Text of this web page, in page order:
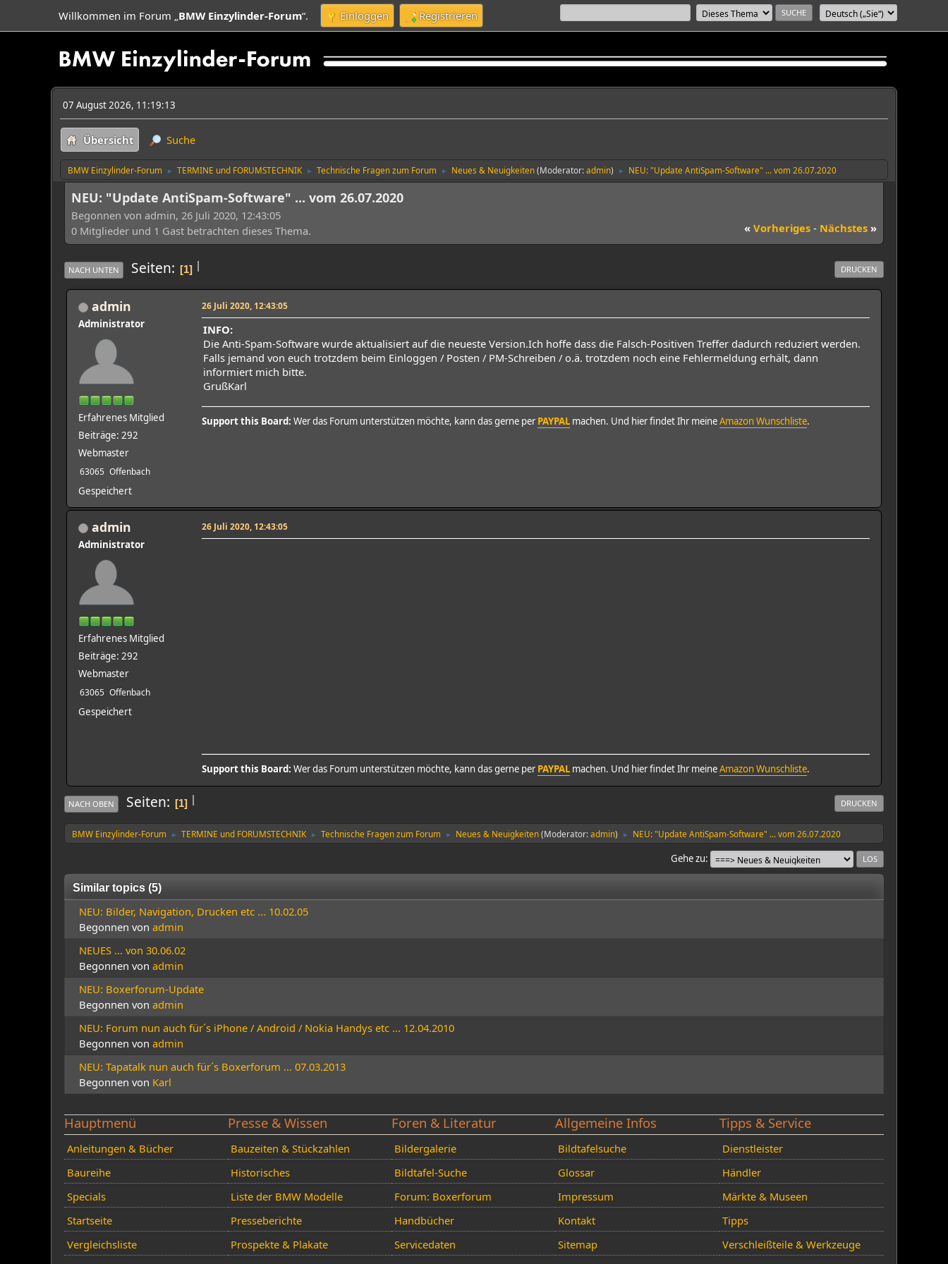
Willkommen im Forum „BMW Einzylinder-Forum“. Einloggen Registrieren
07 August 2026, 11:19:13
Übersicht Suche
BMW Einzylinder-Forum ► TERMINE und FORUMSTECHNIK ► Technische Fragen zum Forum ► Neues & Neuigkeiten(Moderator:admin) ► NEU: "Update AntiSpam-Software" ... vom 26.07.2020
NEU: "Update AntiSpam-Software" ... vom 26.07.2020
Begonnen von admin, 26 Juli 2020, 12:43:05
« Vorheriges - Nächstes »
0 Mitglieder und 1 Gast betrachten dieses Thema.
DRUCKEN
|
NACH UNTEN Seiten 1
admin
Administrator
Erfahrenes Mitglied
Beiträge: 292
Webmaster
63065 Offenbach
Gespeichert
26 Juli 2020, 12:43:05
INFO:
Die Anti-Spam-Software wurde aktualisiert auf die neueste Version.Ich hoffe dass die Falsch-Positiven Treffer dadurch reduziert werden.
Falls jemand von euch trotzdem beim Einloggen / Posten / PM-Schreiben / o.ä. trotzdem noch eine Fehlermeldung erhält, dann
informiert mich bitte.
GrußKarl
Support this Board: Wer das Forum unterstützen möchte, kann das gerne perPAYPAL machen. Und hier findet Ihr meineAmazon Wunschliste.
admin
Administrator
Erfahrenes Mitglied
Beiträge: 292
Webmaster
63065 Offenbach
Gespeichert
26 Juli 2020, 12:43:05
Support this Board: Wer das Forum unterstützen möchte, kann das gerne perPAYPAL machen. Und hier findet Ihr meineAmazon Wunschliste.
DRUCKEN
|
NACH OBEN Seiten 1
BMW Einzylinder-Forum ► TERMINE und FORUMSTECHNIK ► Technische Fragen zum Forum ► Neues & Neuigkeiten(Moderator:admin) ► NEU: "Update AntiSpam-Software" ... vom 26.07.2020
Gehe zu
Similar topics (5)
NEU: Bilder, Navigation, Drucken etc ... 10.02.05
Begonnen von admin
NEUES ... von 30.06.02
Begonnen von admin
NEU: Boxerforum-Update
Begonnen von admin
NEU: Forum nun auch für´s iPhone / Android / Nokia Handys etc ... 12.04.2010
Begonnen von admin
NEU: Tapatalk nun auch für´s Boxerforum ... 07.03.2013
Begonnen von Karl
Hauptmenü
Anleitungen & Bücher
Baureihe
Specials
Startseite
Vergleichsliste
Presse & Wissen
Bauzeiten & Stückzahlen
Historisches
Liste der BMW Modelle
Presseberichte
Prospekte & Plakate
Foren & Literatur
Bildergalerie
Bildtafel-Suche
Forum: Boxerforum
Handbücher
Servicedaten
Allgemeine Infos
Bildtafelsuche
Glossar
Impressum
Kontakt
Sitemap
Tipps & Service
Dienstleister
Händler
Märkte & Museen
Tipps
Verschleißteile & Werkzeuge